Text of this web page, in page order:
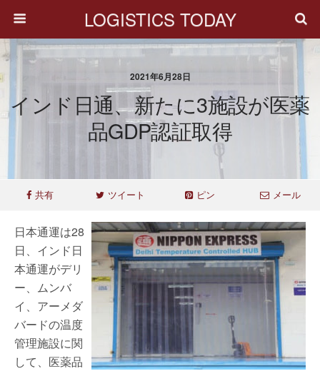
LOGISTICS TODAY
2021年6月28日
インド日通、新たに3施設が医薬
品GDP認証取得
共有 ツイート ピン メール
日本通運は28
日、インド日
本通運がデリ
ー、ムンバ
イ、アーメダ
バードの温度
管理施設に関
して、医薬品